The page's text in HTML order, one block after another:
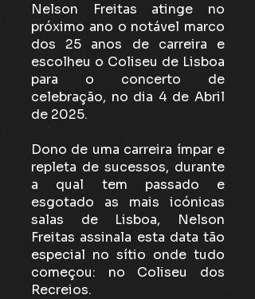
Nelson Freitas atinge no
próximo ano o notável marco
dos 25 anos de carreira e
escolheu o Coliseu de Lisboa
para o concerto de
celebração, no dia 4 de Abril
de 2025.
Dono de uma carreira ímpar e
repleta de sucessos, durante
a qual tem passado e
esgotado as mais icónicas
salas de Lisboa, Nelson
Freitas assinala esta data tão
especial no sítio onde tudo
começou: no Coliseu dos
Recreios.